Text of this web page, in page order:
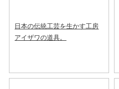
日本の伝統工芸を生かす工房
アイザワの道具。